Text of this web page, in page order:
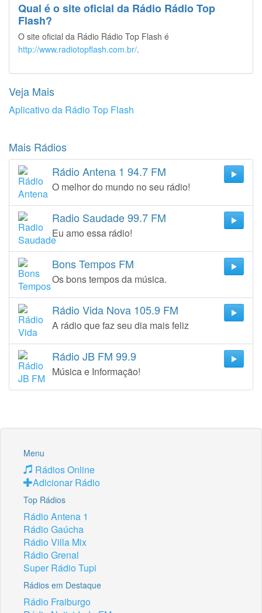
Qual é o site oficial da Rádio Rádio Top
Flash?
O site oficial da Rádio Rádio Top Flash é
http://www.radiotopflash.com.br/.
Veja Mais
Aplicativo da Rádio Top Flash
Mais Rádios
Rádio Antena 1 94.7 FM
O melhor do mundo no seu rádio!
Radio Saudade 99.7 FM
Eu amo essa rádio!
Bons Tempos FM
Os bons tempos da música.
Rádio Vida Nova 105.9 FM
A rádio que faz seu dia mais feliz
Rádio JB FM 99.9
Música e Informação!
Menu
Rádios Online
Adicionar Rádio
Top Rádios
Rádio Antena 1
Rádio Gaúcha
Rádio Villa Mix
Rádio Grenal
Super Rádio Tupi
Rádios em Destaque
Rádio Fraiburgo